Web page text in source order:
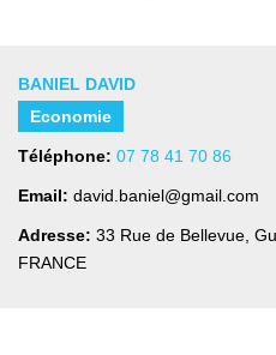
BANIEL DAVID
Economie
Téléphone: 07 78 41 70 86
Email: david.baniel@gmail.com
Adresse: 33 Rue de Bellevue,
FRANCE